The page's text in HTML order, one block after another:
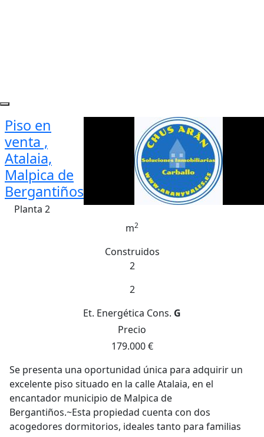
Piso en
venta ,
Atalaia,
Malpica de
Bergantiños
Planta 2
m2
Construidos
2
2
Et. Energética Cons. G
Precio
179.000 €
Se presenta una oportunidad única para adquirir un
excelente piso situado en la calle Atalaia, en el
encantador municipio de Malpica de
Bergantiños.~Esta propiedad cuenta con dos
acogedores dormitorios, ideales tanto para familias